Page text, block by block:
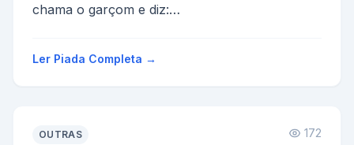
chama o garçom e diz:
O garçom responde:
Ler Piada Completa →
OUTRAS 172